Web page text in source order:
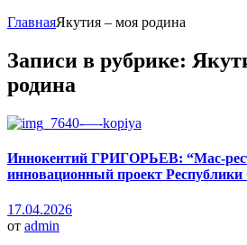
ГлавнаяЯкутия – моя родина
Записи в рубрике:
родина
Иннокентий ГРИГОРЬЕВ: “Мас-
инновационный проект Республики
17.04.2026
от admin